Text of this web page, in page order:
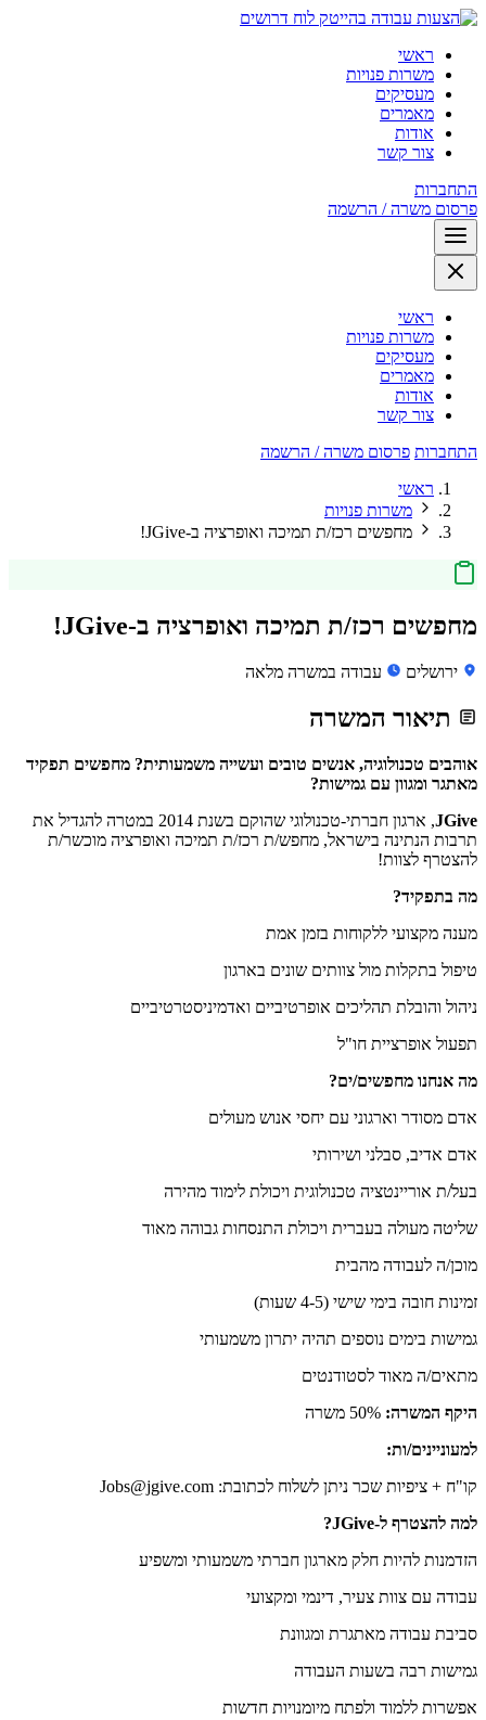
לוח דרושים
ראשי
משרות פנויות
מעסיקים
מאמרים
אודות
צור קשר
התחברות
פרסום משרה / הרשמה
ראשי
משרות פנויות
מעסיקים
מאמרים
אודות
צור קשר
התחברות פרסום משרה / הרשמה
ראשי
משרות פנויות
מחפשים רכז/ת תמיכה ואופרציה ב-JGive!
מחפשים רכז/ת תמיכה ואופרציה ב-JGive!
ירושלים עבודה במשרה מלאה
תיאור המשרה
אוהבים טכנולוגיה, אנשים טובים ועשייה משמעותית? מחפשים תפקיד
מאתגר ומגוון עם גמישות?
JGive
, ארגון חברתי-טכנולוגי שהוקם בשנת 2014 במטרה להגדיל את
תרבות הנתינה בישראל, מחפש/ת רכז/ת תמיכה ואופרציה מוכשר/ת
להצטרף לצוות!
מה בתפקיד?
מענה מקצועי ללקוחות בזמן אמת
טיפול בתקלות מול צוותים שונים בארגון
ניהול והובלת תהליכים אופרטיביים ואדמיניסטרטיביים
תפעול אופרציית חו"ל
מה אנחנו מחפשים/ים?
אדם מסודר וארגוני עם יחסי אנוש מעולים
אדם אדיב, סבלני ושירותי
בעל/ת אוריינטציה טכנולוגית ויכולת לימוד מהירה
שליטה מעולה בעברית ויכולת התנסחות גבוהה מאוד
מוכן/ה לעבודה מהבית
זמינות חובה בימי שישי (4-5 שעות)
גמישות בימים נוספים תהיה יתרון משמעותי
מתאים/ה מאוד לסטודנטים
היקף המשרה:
למעוניינים/ות:
קו"ח + ציפיות שכר ניתן לשלוח לכתובת: Jobs@jgive.com
למה להצטרף ל-JGive?
הזדמנות להיות חלק מארגון חברתי משמעותי ומשפיע
עבודה עם צוות צעיר, דינמי ומקצועי
סביבת עבודה מאתגרת ומגוונת
גמישות רבה בשעות העבודה
אפשרות ללמוד ולפתח מיומנויות חדשות